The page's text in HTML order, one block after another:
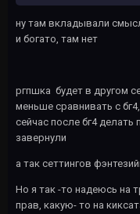
ну там вкладывали
и богато, там нет
ргпшка будет в другом
меньше сравнивать с
сейчас после бг4
завернули
а так сеттингов
Но я так -то надеюсь на
прав, какую- то на